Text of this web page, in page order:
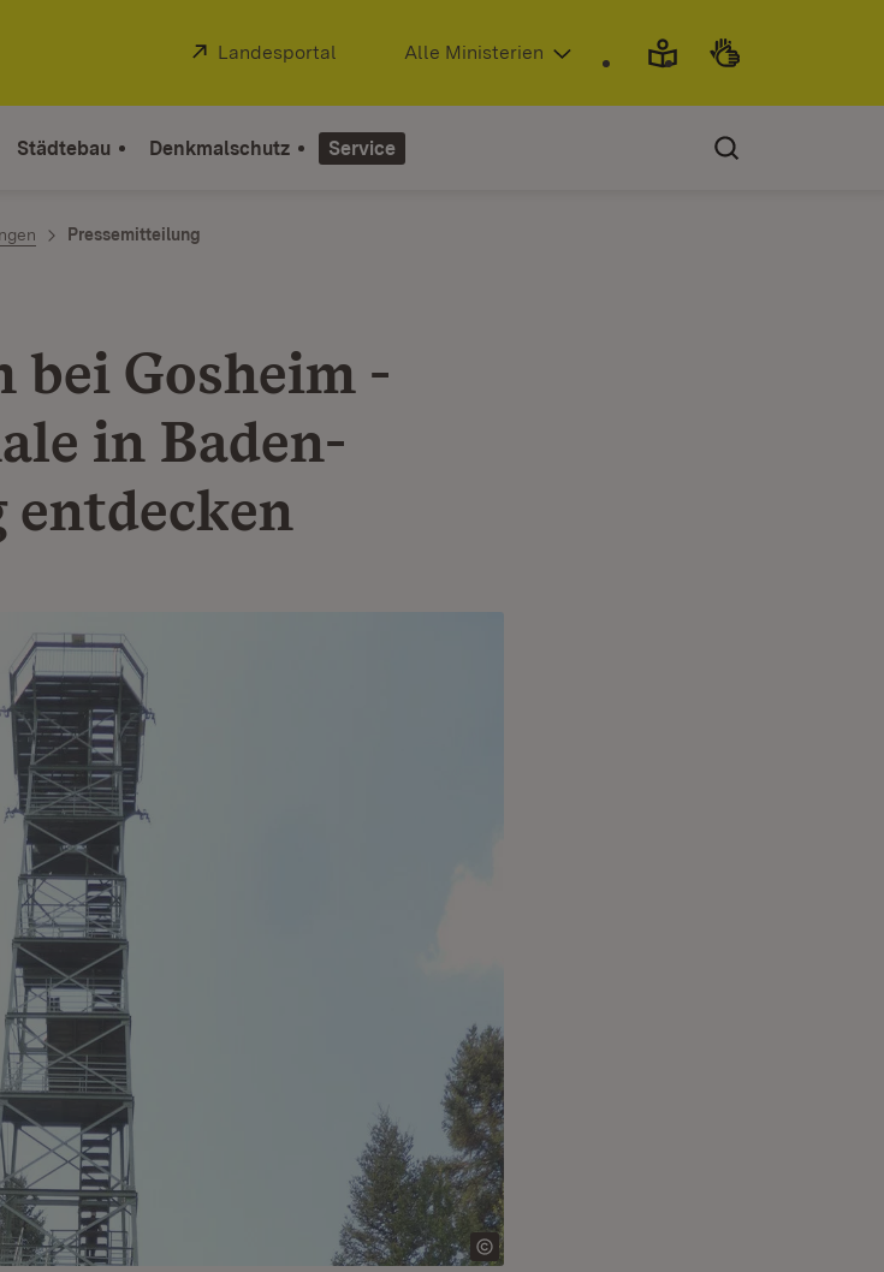
Extern:
Landesportal (Öffnet in neuem Fenster)
Alle Ministerien
Städtebau Denkmalschutz Service
Pressemitteilung
Gosheim -
in Baden-